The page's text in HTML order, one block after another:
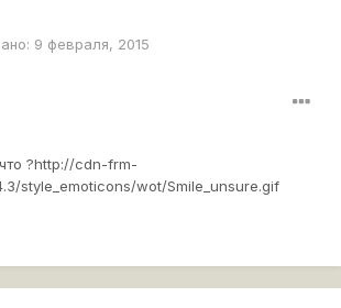
9 февраля, 2015
?http://cdn-frm-
style_emoticons/wot/Smile_unsure.gif